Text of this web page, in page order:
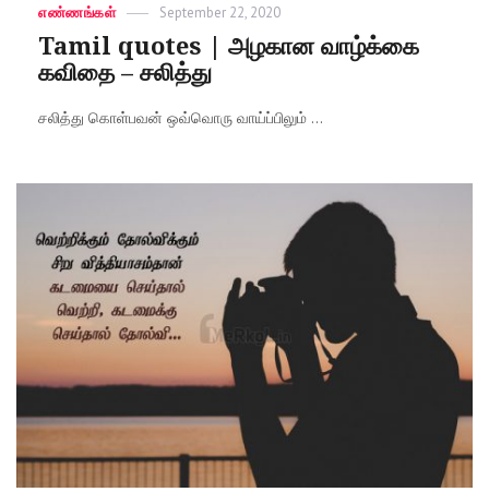
Categories
எண்ணங்கள்
Posted
September 22, 2020
Tamil quotes | அழகான வாழ்க்கை
கவிதை – சலித்து
சலித்து கொள்பவன் ஒவ்வொரு வாய்ப்பிலும் ...